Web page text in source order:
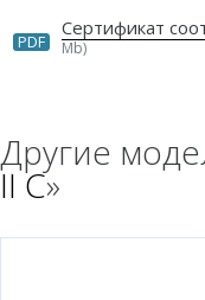
PDF
Сертификат
Mb)
Другие
II C»